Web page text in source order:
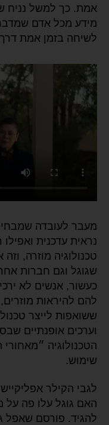
אמת. כך למשל נניח
מידע מכל אדם
לשיחה בזמן אמת
מעבר לעובדה
נראית עדכנית
טכנולוגיה מוזרה,
שגוגל וגם חברות
כעשור, אנשים לא
להם להיראות
ששואפות לייצר
וערכים אופנתיים
הטכנולוגיה
שימוש.
לגבי הקילר
האם גוגל עלו פה על
להגיד. פורסם שאפל